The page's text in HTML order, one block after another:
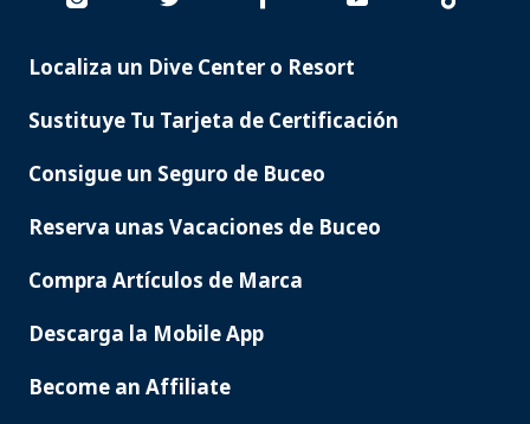
PADI
Localiza un Dive Center o Resort
Sustituye Tu Tarjeta de Certificación
Consigue un Seguro de Buceo
Reserva unas Vacaciones de Buceo
Compra Artículos de Marca
Descarga la Mobile App
Become an Affiliate